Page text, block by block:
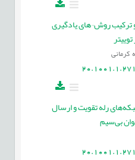
روش¬های یادگیری
کرمانی
رله تقویت ‌و ‌ارسال
بی‌سیم